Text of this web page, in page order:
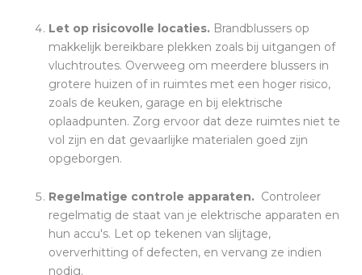
Let op risicovolle locaties. Brandblussers op
makkelijk bereikbare plekken zoals bij uitgangen of
vluchtroutes. Overweeg om meerdere blussers in
grotere huizen of in ruimtes met een hoger risico,
zoals de keuken, garage en bij elektrische
oplaadpunten. Zorg ervoor dat deze ruimtes niet te
vol zijn en dat gevaarlijke materialen goed zijn
opgeborgen.
Regelmatige controle apparaten. Controleer
regelmatig de staat van je elektrische apparaten en
hun accu's. Let op tekenen van slijtage,
oververhitting of defecten, en vervang ze indien
nodig.